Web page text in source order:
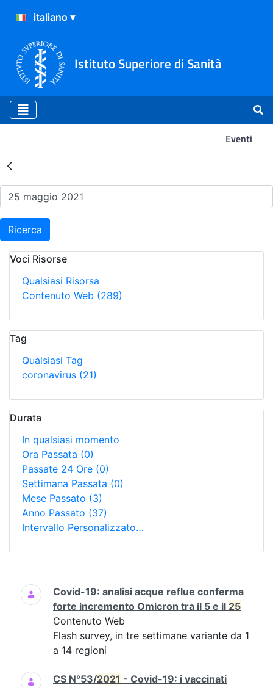
Istituto Superiore di Sanità
Eventi
Risultati della Ricerca -
Ricerca
Voci Risorse
Qualsiasi Risorsa
Contenuto Web (289)
Tag
Qualsiasi Tag
coronavirus (21)
Durata
In qualsiasi momento
Ora Passata (0)
Passate 24 Ore (0)
Settimana Passata (0)
Mese Passato (3)
Anno Passato (37)
Intervallo Personalizzato…
Ricerca
Covid-19: analisi acque reflue conferma
forte incremento Omicron tra il 5 e il 25
Contenuto Web
Flash survey, in tre settimane variante da 1
a 14 regioni
CS N°53/2021 - Covid-19: i vaccinati